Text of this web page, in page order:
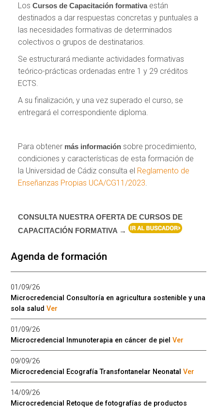
LosCursos de Capacitación formativaestán
destinados a dar respuestas concretas y puntuales a
las necesidades formativas de determinados
colectivos o grupos de destinatarios.
Se estructurará mediante actividades formativas
teórico-prácticas ordenadas entre 1 y 29 créditos
ECTS.
A su finalización, y una vez superado el curso, se
entregará el correspondiente diploma.
Para obtener más información sobre procedimiento,
condiciones y características de esta formación de
la Universidad de Cádiz consulta el Reglamento de
Enseñanzas Propias UCA/CG11/2023
CONSULTA NUESTRA OFERTA DE CURSOS DE
CAPACITACIÓN FORMATIVA →
Agenda de formación
01/09/26
Microcredencial Consultoría en agricultura sostenible y una
sola saludVer
01/09/26
Microcredencial Inmunoterapia en cáncer de pielVer
09/09/26
Microcredencial Ecografía Transfontanelar NeonatalVer
14/09/26
Microcredencial Retoque de fotografías de productos